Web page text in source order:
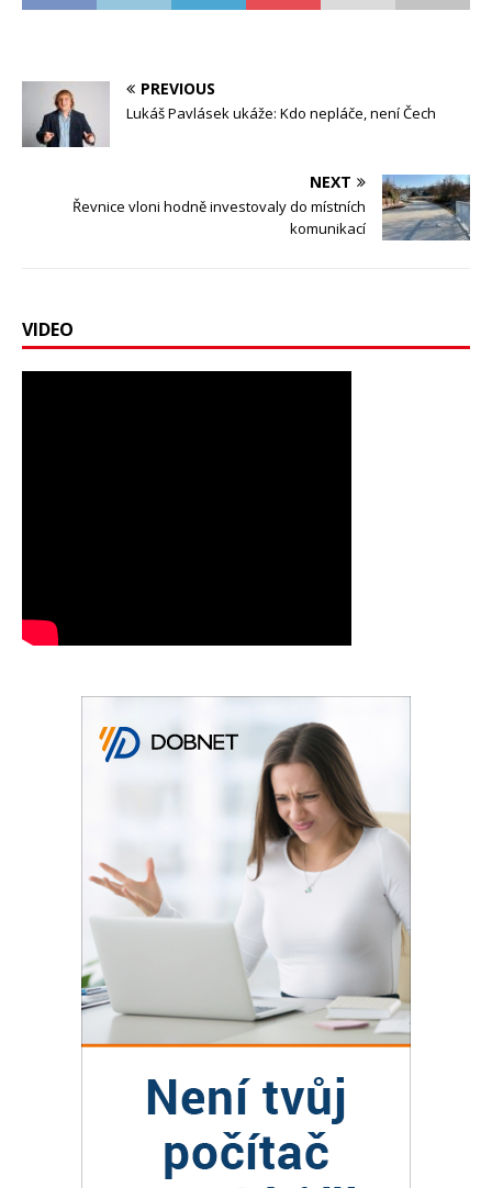
PREVIOUS
Lukáš Pavlásek ukáže: Kdo nepláče, není Čech
NEXT
Řevnice vloni hodně investovaly do místních
komunikací
VIDEO